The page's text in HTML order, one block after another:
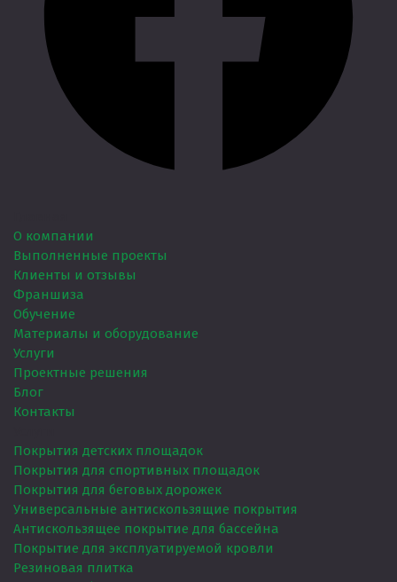
О компании
Выполненные проекты
Клиенты и отзывы
Франшиза
Обучение
Материалы и оборудование
Услуги
Проектные решения
Блог
Контакты
Покрытия детских площадок
Покрытия для спортивных площадок
Покрытия для беговых дорожек
Универсальные антискользящие покрытия
Антискользящее покрытие для бассейна
Покрытие для эксплуатируемой кровли
Резиновая плитка